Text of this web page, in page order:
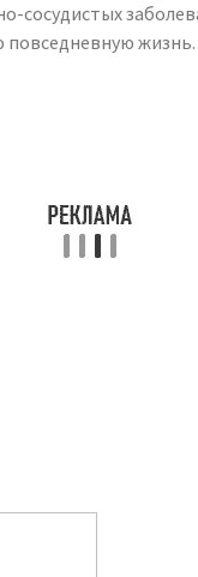
сосудистых
повседневную жизнь.